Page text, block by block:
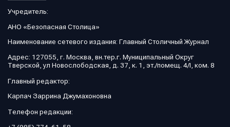
Учредитель:
АНО «Безопасная Столица»
Наименование сетевого издания: Главный Столичный Журнал
Адрес: 127055, г. Москва, вн.тер.г. Муниципальный Округ
Тверской, ул Новослободская, д. 37, к. 1, эт./помещ. 4/I, ком. 8
Главный редактор:
Карпач Заррина Джумахоновна
Телефон редакции: